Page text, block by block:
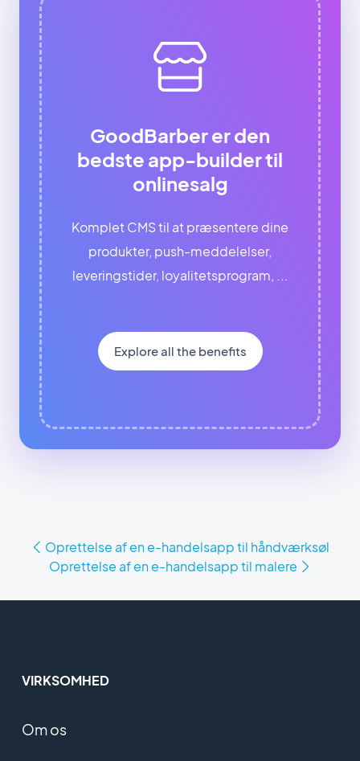
GoodBarber er den
bedste app-builder til
onlinesalg
Komplet CMS til at præsentere dine
produkter, push-meddelelser,
leveringstider, loyalitetsprogram, ...
Explore all the benefits
Oprettelse af en e-handelsapp til håndværksøl
Oprettelse af en e-handelsapp til malere
VIRKSOMHED
Om os